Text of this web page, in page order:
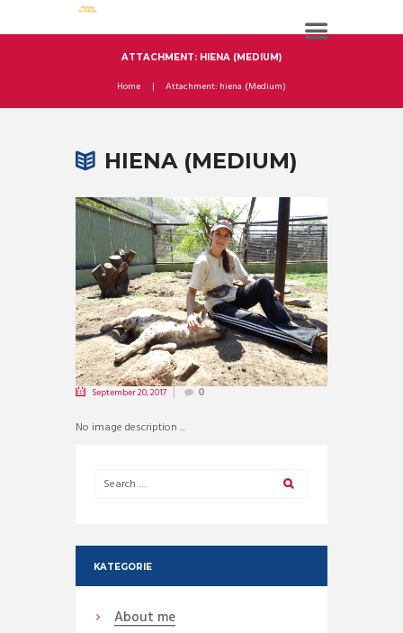
ATTACHMENT: HIENA (MEDIUM)
Home Attachment: hiena (Medium)
HIENA (MEDIUM)
September 20, 2017 0
No image description ...
KATEGORIE
About me